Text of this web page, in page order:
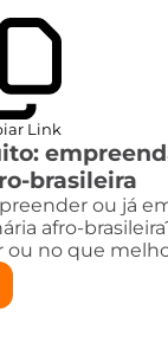
Link
brasileira
ou já
afro-
ou no que